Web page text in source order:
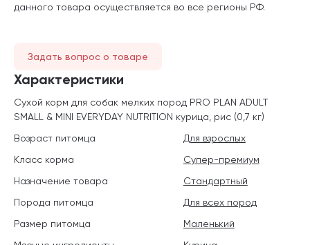
данного товара осуществляется во все регионы РФ.
Задать вопрос о товаре
Характеристики
Сухой корм для собак мелких пород PRO PLAN ADULT
SMALL & MINI EVERYDAY NUTRITION курица, рис (0,7 кг)
Возраст питомца
Для взрослых
Класс корма
Супер-премиум
Назначение товара
Стандартный
Порода питомца
Для всех пород
Размер питомца
Маленький